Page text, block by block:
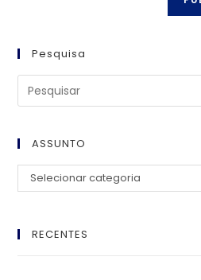
Pesquisa
ASSUNTO
Selecionar categoria
RECENTES